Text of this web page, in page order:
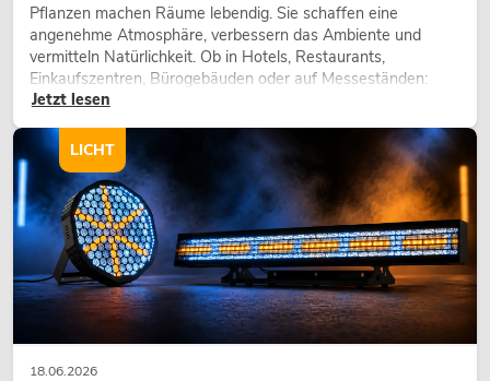
Pflanzen machen Räume lebendig. Sie schaffen eine
angenehme Atmosphäre, verbessern das Ambiente und
vermitteln Natürlichkeit. Ob in Hotels, Restaurants,
Einkaufszentren, Bürogebäuden oder auf Messeständen:
eine hochwertige Begrünung gehört heute längst zum
Jetzt lesen
18.06.2026
LICHT